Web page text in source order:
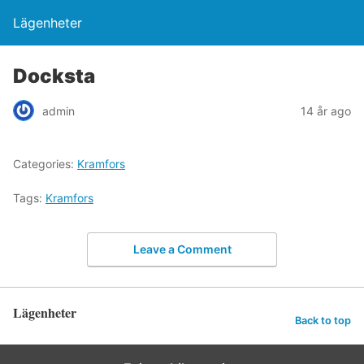
Lägenheter
Docksta
admin 14 år ago
Categories: Kramfors
Tags: Kramfors
Leave a Comment
Lägenheter Back to top